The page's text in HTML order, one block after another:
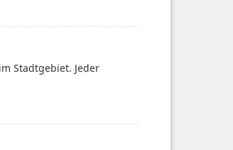
Stadtgebiet. Jeder